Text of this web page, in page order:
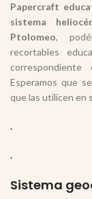
Papercraft
sistema
Ptolomeo,
recortables
Esperamos que
que las utilicen en
.
.
Sistema